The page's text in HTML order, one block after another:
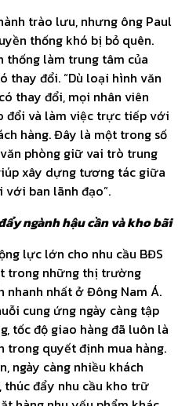
trào lưu, nhưng ông Paul
thống khó bị bỏ quên.
làm trung tâm của
thay đổi. “Dù loại hình văn
thay đổi, mọi nhân viên
đổi và làm việc trực tiếp với
hàng. Đây là một trong số
phòng giữ vai trò trung
xây dựng tương tác giữa
ban lãnh đạo”.
ngành hậu cần và kho bãi
lực lớn cho nhu cầu BĐS
trong những thị trường
nhất ở Đông Nam Á.
cung ứng ngày càng tập
tốc độ giao hàng đã luôn là
quyết định mua hàng.
ngày càng nhiều khách
thúc đẩy nhu cầu kho trữ